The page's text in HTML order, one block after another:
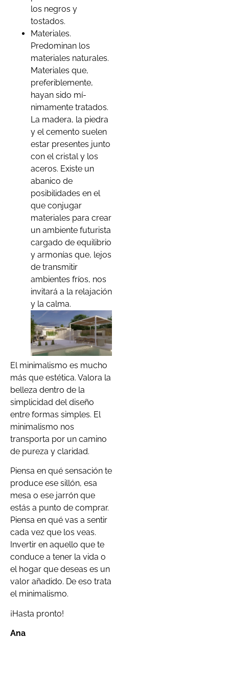
los negros y
tostados.
Materiales.
Predominan los
materiales naturales.
Materiales que,
preferiblemente,
hayan sido mí­
nimamente tratados.
La madera, la piedra
y el cemento suelen
estar presentes junto
con el cristal y los
aceros. Existe un
abanico de
posibilidades en el
que conjugar
materiales para crear
un ambiente futurista
cargado de equilibrio
y armonías que, lejos
de transmitir
ambientes fríos, nos
invitará a la relajación
y la calma.
El minimalismo es mucho
más que estética. Valora la
belleza dentro de la
simplicidad del diseño
entre formas simples. El
minimalismo nos
transporta por un camino
de pureza y claridad.
Piensa en qué sensación te
produce ese sillón, esa
mesa o ese jarrón que
estás a punto de comprar.
Piensa en qué vas a sentir
cada vez que los veas.
Invertir en aquello que te
conduce a tener la vida o
el hogar que deseas es un
valor añadido. De eso trata
el minimalismo.
¡Hasta pronto!
Ana